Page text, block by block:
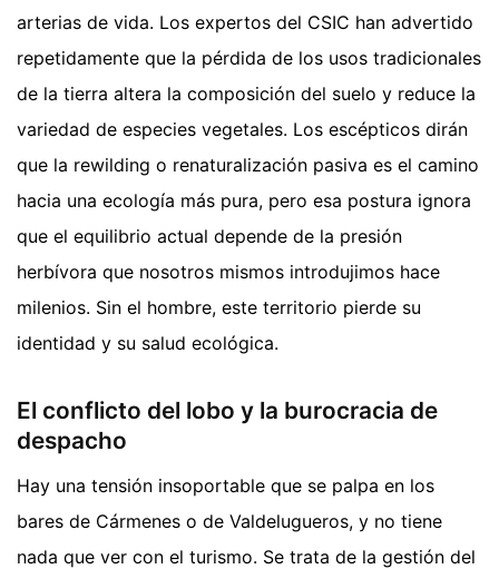
arterias de vida. Los expertos del CSIC han advertido
repetidamente que la pérdida de los usos tradicionales
de la tierra altera la composición del suelo y reduce la
variedad de especies vegetales. Los escépticos dirán
que la rewilding o renaturalización pasiva es el camino
hacia una ecología más pura, pero esa postura ignora
que el equilibrio actual depende de la presión
herbívora que nosotros mismos introdujimos hace
milenios. Sin el hombre, este territorio pierde su
identidad y su salud ecológica.
El conflicto del lobo y la burocracia de
despacho
Hay una tensión insoportable que se palpa en los
bares de Cármenes o de Valdelugueros, y no tiene
nada que ver con el turismo. Se trata de la gestión del